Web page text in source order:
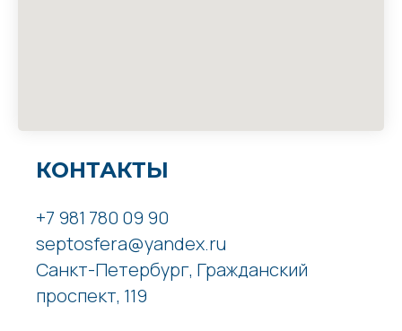
КОНТАКТЫ
+7 981 780 09 90
septosfera@yandex.ru
Санкт-Петербург, Гражданский
проспект, 119